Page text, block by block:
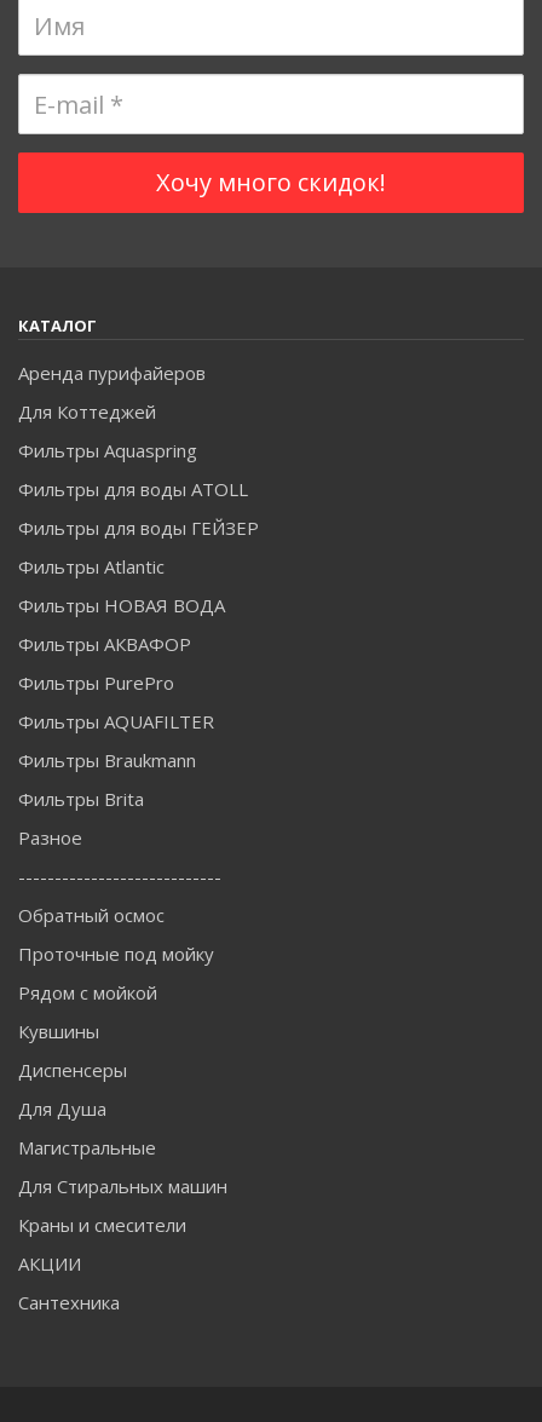
КАТАЛОГ
Аренда пурифайеров
Для Коттеджей
Фильтры Aquaspring
Фильтры для воды ATOLL
Фильтры для воды ГЕЙЗЕР
Фильтры Atlantic
Фильтры НОВАЯ ВОДА
Фильтры АКВАФОР
Фильтры PurePro
Фильтры AQUAFILTER
Фильтры Braukmann
Фильтры Brita
Разное
----------------------------
Обратный осмос
Проточные под мойку
Рядом с мойкой
Кувшины
Диспенсеры
Для Душа
Магистральные
Для Стиральных машин
Краны и смесители
АКЦИИ
Сантехника